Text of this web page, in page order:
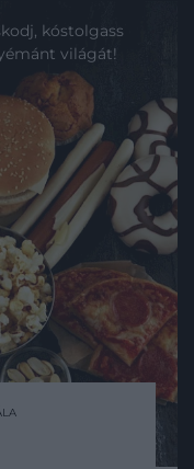
kóstolgass
világát!